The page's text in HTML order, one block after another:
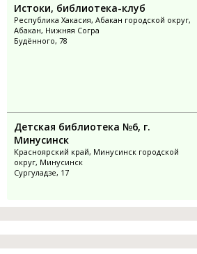
Истоки, библиотека-клуб
Республика Хакасия, Абакан городской округ,
Абакан, Нижняя Согра
Будённого, 78
Детская библиотека №6, г.
Минусинск
Красноярский край, Минусинск городской
округ, Минусинск
Сургуладзе, 17